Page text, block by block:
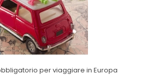
per viaggiare in Europa